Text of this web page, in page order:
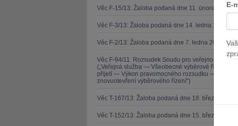
Věc F-15/13: Žaloba podaná dne 11. února 2013
Věc F-3/13: Žaloba podaná dne 14. ledna 2013 —
Věc F-2/13: Žaloba podaná dne 7. ledna 2013 —
Věc F-94/11: Rozsudek Soudu pro veřejnou
(„Veřejná služba — Všeobecné výběrové řízení —
přijetí — Výkon pravomocného rozsudku —
znovuotevření výběrového řízení“)
Věc T-167/13: Žaloba podaná dne 18. března
Věc T-152/13: Žaloba podaná dne 15. března
E-